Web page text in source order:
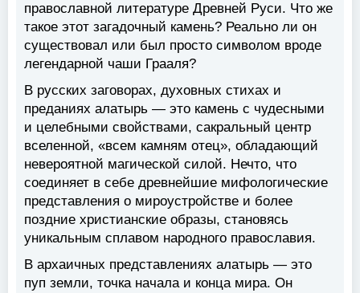
православной литературе Древней Руси. Что же
такое этот загадочный камень? Реально ли он
существовал или был просто символом вроде
легендарной чаши Грааля?
В русских заговорах, духовных стихах и
преданиях алатырь — это камень с чудесными
и целебными свойствами, сакральный центр
вселенной, «всем камням отец», обладающий
невероятной магической силой. Нечто, что
соединяет в себе древнейшие мифологические
представления о мироустройстве и более
поздние христианские образы, становясь
уникальным сплавом народного православия.
В архаичных представлениях алатырь — это
пуп земли, точка начала и конца мира. Он